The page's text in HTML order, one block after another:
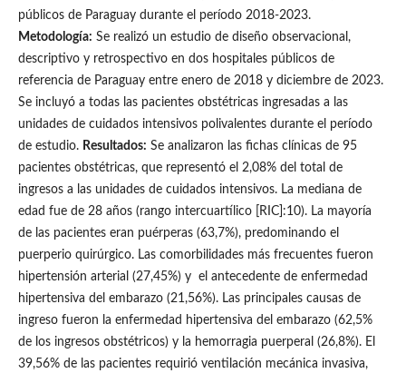
públicos de Paraguay durante el período 2018-2023.
Metodología: Se realizó un estudio de diseño observacional,
descriptivo y retrospectivo en dos hospitales públicos de
referencia de Paraguay entre enero de 2018 y diciembre de 2023.
Se incluyó a todas las pacientes obstétricas ingresadas a las
unidades de cuidados intensivos polivalentes durante el período
de estudio. Resultados: Se analizaron las fichas clínicas de 95
pacientes obstétricas, que representó el 2,08% del total de
ingresos a las unidades de cuidados intensivos. La mediana de
edad fue de 28 años (rango intercuartílico [RIC]:10). La mayoría
de las pacientes eran puérperas (63,7%), predominando el
puerperio quirúrgico. Las comorbilidades más frecuentes fueron
hipertensión arterial (27,45%) y el antecedente de enfermedad
hipertensiva del embarazo (21,56%). Las principales causas de
ingreso fueron la enfermedad hipertensiva del embarazo (62,5%
de los ingresos obstétricos) y la hemorragia puerperal (26,8%). El
39,56% de las pacientes requirió ventilación mecánica invasiva,